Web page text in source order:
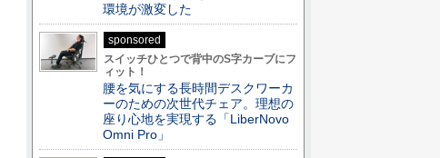
環境が激変した
sponsored
スイッチひとつで背中のS字カーブにフ
ィット！
腰を気にする長時間デスクワーカ
ーのための次世代チェア。理想の
座り心地を実現する「LiberNovo
Omni Pro」